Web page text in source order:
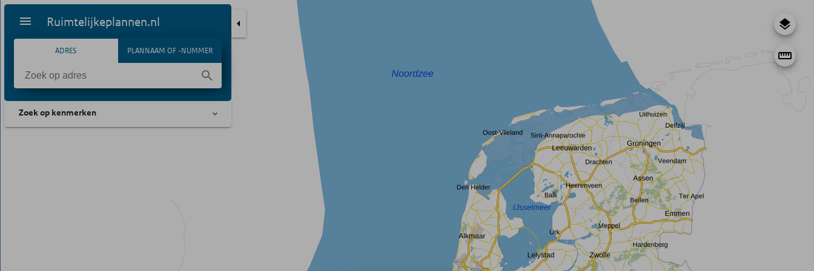
Ruimtelijkeplannen.nl
ADRES PLANNAAM OF -NUMMER
Zoek op kenmerken